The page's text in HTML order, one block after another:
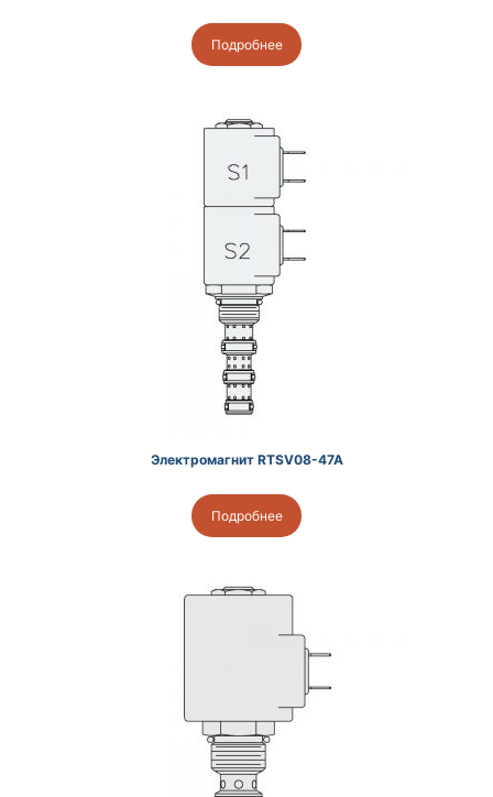
Подробнее
Электромагнит RTSV08-47A
Подробнее